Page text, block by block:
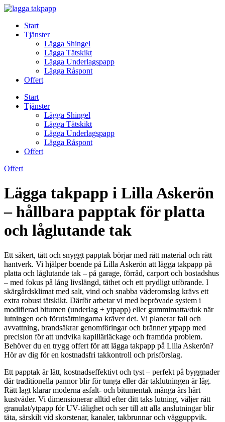
Skip
contentStart
Tjänster
Lägga Shingel
Lägga Tätskikt
Lägga Underlagspapp
Lägga Råspont
Offert
Start
Tjänster
Lägga Shingel
Lägga Tätskikt
Lägga Underlagspapp
Lägga Råspont
Offert
Offert
Lägga takpapp i Lilla Askerön
– hållbara papptak för platta
och låglutande tak
Ett säkert, tätt och snyggt papptak börjar med rätt material och rätt
hantverk. Vi hjälper boende på Lilla Askerön att lägga takpapp på
platta och låglutande tak – på garage, förråd, carport och bostadshus
– med fokus på lång livslängd, täthet och ett prydligt utförande. I
skärgårdsklimat med salt, vind och snabba väderomslag krävs ett
extra robust tätskikt. Därför arbetar vi med beprövade system i
modifierad bitumen (underlag + ytpapp) eller gummimatta/duk när
lutningen och förutsättningarna kräver det. Vi planerar fall och
avvattning, brandsäkrar genomföringar och bränner ytpapp med
precision för att undvika kapillärläckage och framtida problem.
Behöver du en trygg offert för att lägga takpapp på Lilla Askerön?
Hör av dig för en kostnadsfri takkontroll och prisförslag.
Ett papptak är lätt, kostnadseffektivt och tyst – perfekt på byggnader
där traditionella pannor blir för tunga eller där taklutningen är låg.
Rätt lagt klarar moderna asfalt- och bitumentak många års hårt
kustväder. Vi dimensionerar alltid efter ditt taks lutning, väljer rätt
granulat/ytpapp för UV-tålighet och ser till att alla anslutningar blir
täta, särskilt vid skorstenar, kanaler, takbrunnar och vägguppvik.